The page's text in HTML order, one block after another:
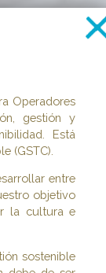
Operadores
gestión y
Está
(GSTC).
entre
objetivo
la cultura e
sostenible